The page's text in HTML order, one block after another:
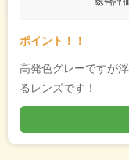
ポイント！！
高発色グレーですが
るレンズです！